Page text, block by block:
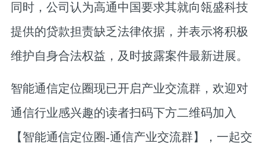
同时，公司认为高通中国要求其就向瓴盛科技
提供的贷款担责缺乏法律依据，并表示将积极
维护自身合法权益，及时披露案件最新进展。
智能通信定位圈现已开启产业交流群，欢迎对
通信行业感兴趣的读者扫码下方二维码加入
【智能通信定位圈-通信产业交流群】，一起交